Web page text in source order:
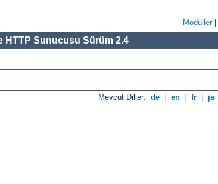
Modüller|
HTTP Sunucusu Sürüm 2.4
Mevcut Diller: de en fr ja